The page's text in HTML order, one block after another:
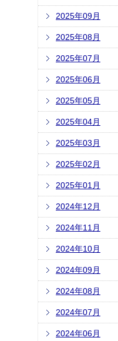
2025年09月
2025年08月
2025年07月
2025年06月
2025年05月
2025年04月
2025年03月
2025年02月
2025年01月
2024年12月
2024年11月
2024年10月
2024年09月
2024年08月
2024年07月
2024年06月